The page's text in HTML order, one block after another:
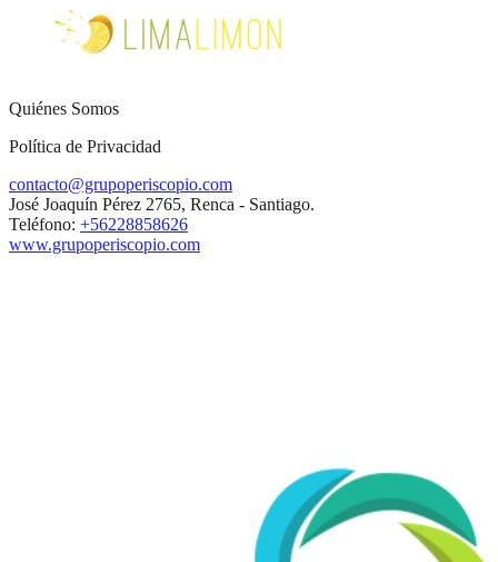
Quiénes Somos
Política de Privacidad
contacto@grupoperiscopio.com
José Joaquín Pérez 2765, Renca - Santiago.
Teléfono: +56228858626
www.grupoperiscopio.com